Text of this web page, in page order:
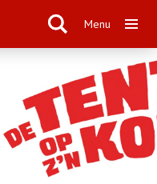
Menu